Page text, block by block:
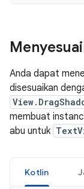
Anda dapat
disesuaikan
membuat
abu untuk
Kotlin